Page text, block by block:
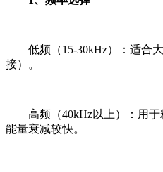
低频（15-30kHz）：适合大
接）。
高频（40kHz以上）：用于
能量衰减较快。